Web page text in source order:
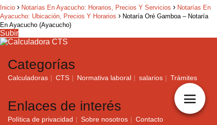
Inicio Notarías En Ayacucho: Horarios, Precios Y Servicios
Notarías En
Ayacucho: Ubicación, Precios Y Horarios
Notaría Oré Gamboa – Notaría
En Ayacucho (Ayacucho)
Subir
Categorías
Calculadoras CTS Normativa laboral salarios Trámites
Enlaces de interés
Política de privacidad Sobre nosotros Contacto